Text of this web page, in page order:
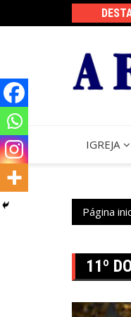
IGREJA
Página
11º